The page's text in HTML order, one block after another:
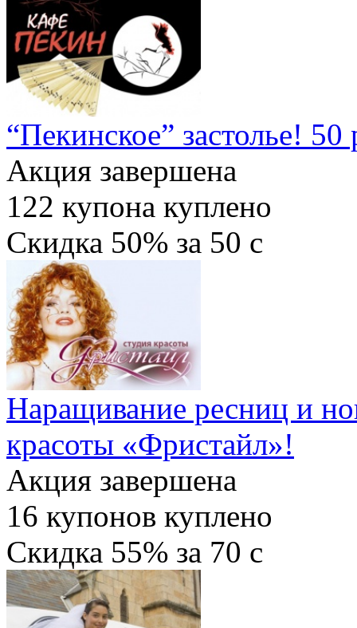
“Пекинское” застолье!
Акция завершена
122 купона куплено
Скидка 50% за 50 c
Наращивание ресниц и
красоты «Фристайл»!
Акция завершена
16 купонов куплено
Скидка 55% за 70 c